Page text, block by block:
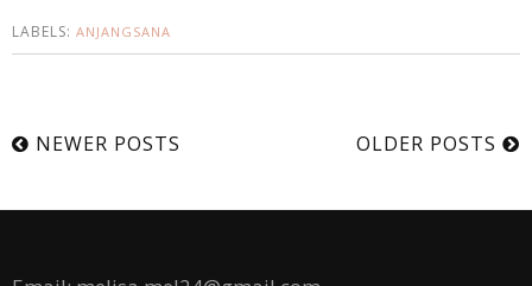
LABELS: ANJANGSANA
NEWER POSTS OLDER POSTS